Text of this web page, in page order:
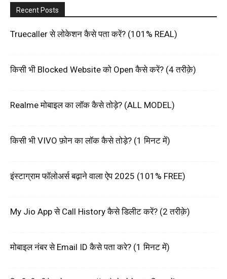
Recent Posts
Truecaller से लोकेशन कैसे पता करें? (101% REAL)
किसी भी Blocked Website को Open कैसे करें? (4 तरीक़े)
Realme मोबाइल का लॉक कैसे तोड़े? (ALL MODEL)
किसी भी VIVO फ़ोन का लॉक कैसे तोड़े? (1 मिनट में)
इंस्टाग्राम फॉलोअर्स बढ़ाने वाला ऐप 2025 (101% FREE)
My Jio App से Call History कैसे डिलीट करें? (2 तरीक़े)
मोबाइल नंबर से Email ID कैसे पता करे? (1 मिनट में)